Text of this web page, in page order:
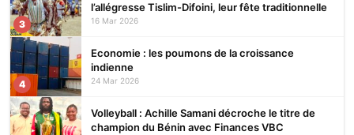
3
l’allégresse Tislim-Difoini, leur fête traditionnelle
16 Mar 2026
4
Economie : les poumons de la croissance
indienne
24 Mar 2026
Volleyball : Achille Samani décroche le titre de
champion du Bénin avec Finances VBC